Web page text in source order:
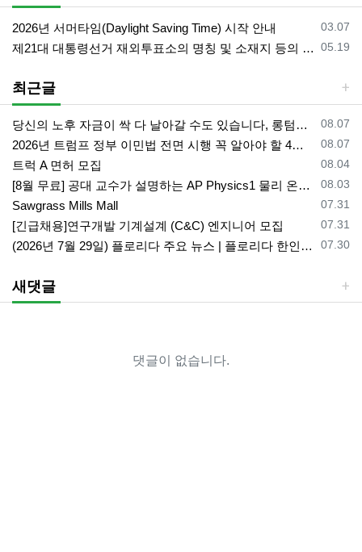
등록일
03.07
2026년 서머타임(Daylight Saving Time) 시작 안내
등록일
05.19
제21대 대통령선거 재외투표소의 명칭 및 소재지 등의 공고/올랜도 제외 투표소
최근글
등록일
08.07
당신의 노후 자금이 싹 다 날아갈 수도 있습니다, 롱텀케어 준비 하기
등록일
08.07
2026년 트럼프 정부 이민법 전면 시행 꼭 알아야 할 4가지!!
등록일
08.04
트럭 A 면허 모집
등록일
08.03
[8월 무료] 공대 교수가 설명하는 AP Physics1 물리 온라인 강의
등록일
07.31
Sawgrass Mills Mall
등록일
07.31
[긴급채용]연구개발 기계설계 (C&C) 엔지니어 모집
등록일
07.30
(2026년 7월 29일) 플로리다 주요 뉴스 | 플로리다 한인 닷컴
새댓글
댓글이 없습니다.